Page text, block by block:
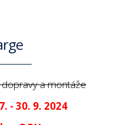
a montáže
- 30. 9. 2024